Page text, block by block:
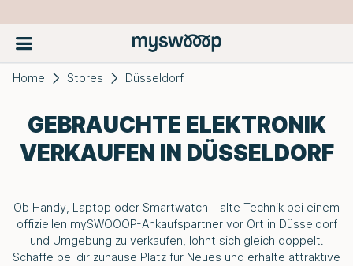
Home Stores Düsseldorf
GEBRAUCHTE ELEKTRONIK
VERKAUFEN IN DÜSSELDORF
Ob Handy, Laptop oder Smartwatch – alte Technik bei einem
offiziellen mySWOOOP-Ankaufspartner vor Ort in Düsseldorf
und Umgebung zu verkaufen, lohnt sich gleich doppelt.
Schaffe bei dir zuhause Platz für Neues und erhalte attraktive